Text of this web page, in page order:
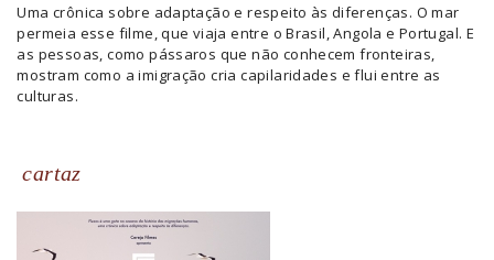
Uma crônica sobre adaptação e respeito às diferenças. O mar
permeia esse filme, que viaja entre o Brasil, Angola e Portugal. E
as pessoas, como pássaros que não conhecem fronteiras,
mostram como a imigração cria capilaridades e flui entre as
culturas.
cartaz